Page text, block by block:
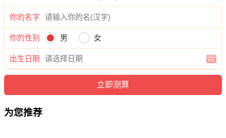
令旭、俊慕、诺宇、迪弘、海宸、杭正、瑶廷、弘泉、新桦、
姿曜、聪本、曜云、源任、兮运、磊弘、弘林、朗源、宽萌、
知易、译彦、超泽、姿丽、远颜、强程、远瀚、柯冰、泽然、
旭雨、博南、尚东、漾译、景郎、廷帆、曜海、浩唯、道语。
你的名字
你的性别 男 女
出生日期
为您推荐